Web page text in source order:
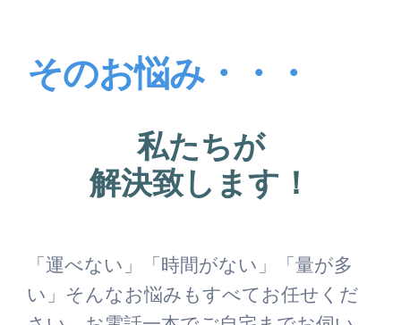
そのお悩み・・・
私たちが
解決致します！
「運べない」「時間がない」「量が多
い」そんなお悩みもすべてお任せくだ